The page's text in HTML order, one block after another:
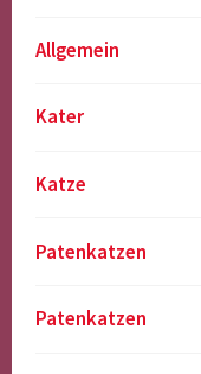
Allgemein
Kater
Katze
Patenkatzen
Patenkatzen